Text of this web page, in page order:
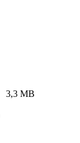
3,3 MB